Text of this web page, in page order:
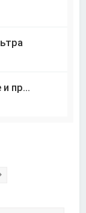
пр...